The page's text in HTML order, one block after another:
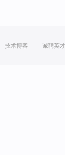
技术博客 诚聘英才